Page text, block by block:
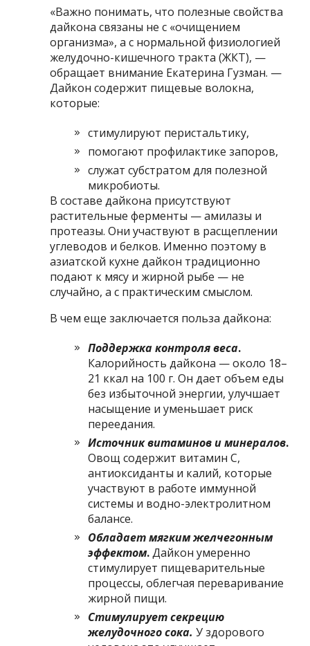
«Важно понимать, что полезные свойства
дайкона связаны не с «очищением
организма», а с нормальной физиологией
желудочно-кишечного тракта (ЖКТ), —
обращает внимание Екатерина Гузман. —
Дайкон содержит пищевые волокна,
которые:
стимулируют перистальтику,
помогают профилактике запоров,
служат субстратом для полезной
микробиоты.
В составе дайкона присутствуют
растительные ферменты — амилазы и
протеазы. Они участвуют в расщеплении
углеводов и белков. Именно поэтому в
азиатской кухне дайкон традиционно
подают к мясу и жирной рыбе — не
случайно, а с практическим смыслом.
В чем еще заключается польза дайкона:
Поддержка контроля веса.
Калорийность дайкона — около 18–
21 ккал на 100 г. Он дает объем еды
без избыточной энергии, улучшает
насыщение и уменьшает риск
переедания.
Источник витаминов и минералов.
Овощ содержит витамин С,
антиоксиданты и калий, которые
участвуют в работе иммунной
системы и водно-электролитном
балансе.
Обладает мягким желчегонным
эффектом.Дайкон умеренно
стимулирует пищеварительные
процессы, облегчая переваривание
жирной пищи.
Стимулирует секрецию
желудочного сока. У здорового